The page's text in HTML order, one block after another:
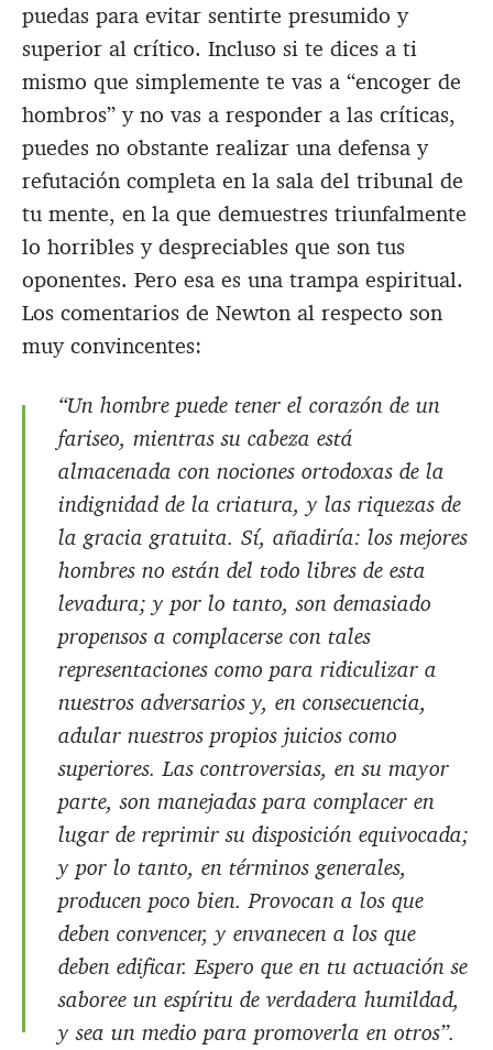
puedas para evitar sentirte presumido y
superior al crítico. Incluso si te dices a ti
mismo que simplemente te vas a “encoger de
hombros” y no vas a responder a las críticas,
puedes no obstante realizar una defensa y
refutación completa en la sala del tribunal de
tu mente, en la que demuestres triunfalmente
lo horribles y despreciables que son tus
oponentes. Pero esa es una trampa espiritual.
Los comentarios de Newton al respecto son
muy convincentes:
“Un hombre puede tener el corazón de un
fariseo, mientras su cabeza está
almacenada con nociones ortodoxas de la
indignidad de la criatura, y las riquezas de
la gracia gratuita. Sí, añadiría: los mejores
hombres no están del todo libres de esta
levadura; y por lo tanto, son demasiado
propensos a complacerse con tales
representaciones como para ridiculizar a
nuestros adversarios y, en consecuencia,
adular nuestros propios juicios como
superiores. Las controversias, en su mayor
parte, son manejadas para complacer en
lugar de reprimir su disposición equivocada;
y por lo tanto, en términos generales,
producen poco bien. Provocan a los que
deben convencer, y envanecen a los que
deben edificar. Espero que en tu actuación se
saboree un espíritu de verdadera humildad,
y sea un medio para promoverla en otros”.